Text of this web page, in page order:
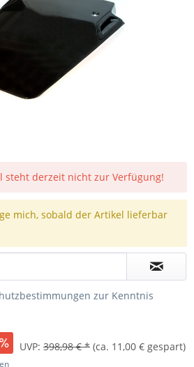
steht derzeit nicht zur Verfügung!
mich, sobald der Artikel lieferbar
zur Kenntnis
UVP: 398,98 € * (ca. 11,00 € gespart)